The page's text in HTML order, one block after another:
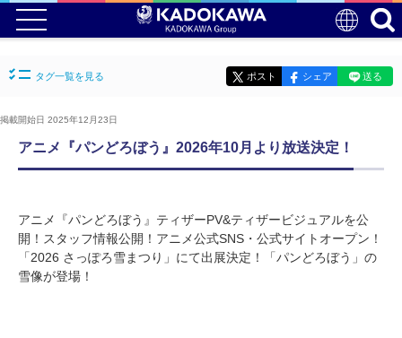
タグ一覧を見る ポスト シェア 送る
掲載開始日 2025年12月23日
アニメ『パンどろぼう』2026年10月より放送決定！
アニメ『パンどろぼう』ティザーPV&ティザービジュアルを公
開！スタッフ情報公開！アニメ公式SNS・公式サイトオープン！
「2026 さっぽろ雪まつり」にて出展決定！「パンどろぼう」の
雪像が登場！